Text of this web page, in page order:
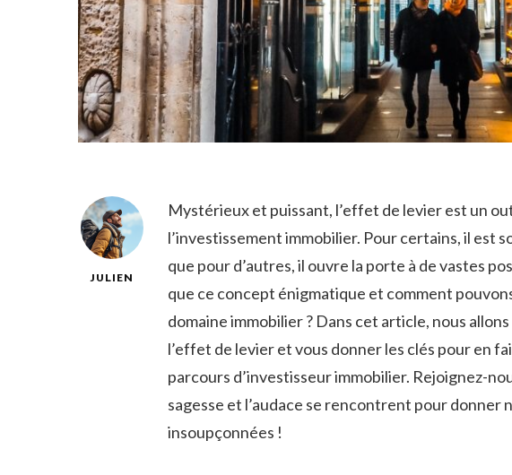
JULIEN
Mystérieux et puissant, l’effet de ​levier est un
l’investissement immobilier. Pour ‍certains, il est
que pour ‍d’autres, il ouvre la porte à‌ de ‌vastes‌
que ce concept énigmatique et ⁣comment
domaine‌ immobilier ? Dans ⁤cet article, nous
l’effet de levier et‌ vous donner ‌les clés pour en
parcours d’investisseur immobilier. Rejoignez-
⁢sagesse et l’audace se ​rencontrent pour donner
insoupçonnées !